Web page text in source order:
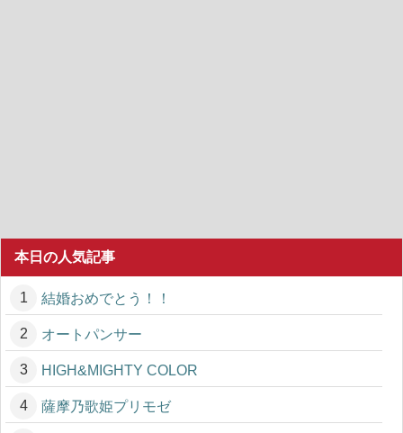
本日の人気記事
結婚おめでとう！！
オートパンサー
HIGH&MIGHTY COLOR
薩摩乃歌姫プリモゼ